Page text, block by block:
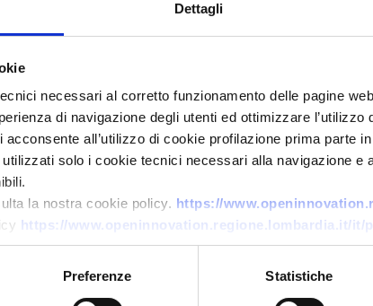
Dettagli
necessari al corretto funzionamento delle pagine
di navigazione degli utenti ed ottimizzare
acconsente all’utilizzo di cookie profilazione prima parte
solo i cookie tecnici necessari alla navigazione e
la nostra cookie policy. https://
https://www.openinnovation.regione.lombardia.it/it/
Preferenze Statistiche
Offerta di tecnologia
PMI francese produttrice di
DPI CBRN e decontaminazione
cerca partner europei